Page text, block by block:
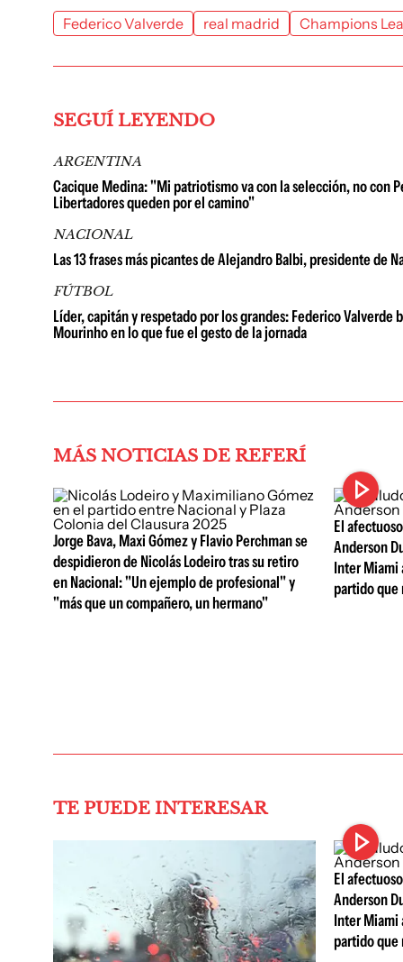
Federico Valverde real madrid Champions
SEGUÍ LEYENDO
ARGENTINA
Cacique Medina: "Mi patriotismo va con la selección, no con
Libertadores queden por el camino"
NACIONAL
Las 13 frases más picantes de Alejandro Balbi, presidente de
FÚTBOL
Líder, capitán y respetado por los grandes: Federico
Mourinho en lo que fue el gesto de la jornada
MÁS NOTICIAS DE REFERÍ
Jorge Bava, Maxi Gómez y Flavio Perchman se
despidieron de Nicolás Lodeiro tras su retiro
en Nacional: "Un ejemplo de profesional" y
"más que un compañero, un hermano"
El
Anderson
Inter Miami
partido que
TE PUEDE INTERESAR
El
Anderson
Inter Miami
partido que